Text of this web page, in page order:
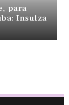
para
Insulza